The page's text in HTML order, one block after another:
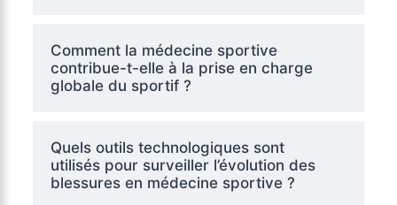
Comment la médecine sportive
contribue-t-elle à la prise en charge
globale du sportif ?
Quels outils technologiques sont
utilisés pour surveiller l’évolution des
blessures en médecine sportive ?